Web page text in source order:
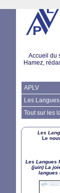
Accueil du
Hamez,
APLV
Les
Tout sur les
Les
Le
Les Langues
(juin) La
langues